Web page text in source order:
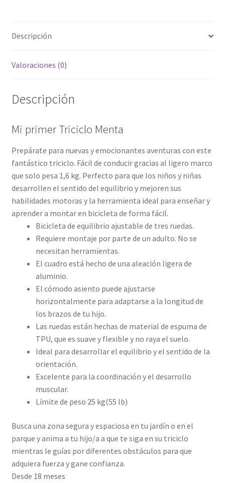
Descripción
Valoraciones (0)
Descripción
Mi primer Triciclo Menta
Prepárate para nuevas y emocionantes aventuras con este
fantástico triciclo. Fácil de conducir gracias al ligero marco
que solo pesa 1,6 kg. Perfecto para que los niños y niñas
desarrollen el sentido del equilibrio y mejoren sus
habilidades motoras y la herramienta ideal para enseñar y
aprender a montar en bicicleta de forma fácil.
Bicicleta de equilibrio ajustable de tres ruedas.
Requiere montaje por parte de un adulto. No se
necesitan herramientas.
El cuadro está hecho de una aleación ligera de
aluminio.
El cómodo asiento puede ajustarse
horizontalmente para adaptarse a la longitud de
los brazos de tu hijo.
Las ruedas están hechas de material de espuma de
TPU, que es suave y flexible y no raya el suelo.
Ideal para desarrollar el equilibrio y el sentido de la
orientación.
Excelente para la coordinación y el desarrollo
muscular.
Límite de peso 25 kg(55 lb)
Busca una zona segura y espaciosa en tu jardín o en el
parque y anima a tu hijo/a a que te siga en su triciclo
mientras le guías por diferentes obstáculos para que
adquiera fuerza y gane confianza.
Desde 18 meses